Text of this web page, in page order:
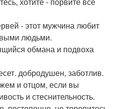
- этот мужчина любит
людьми.
обмана и подвоха
добродушен, заботлив.
и отцом, если вы
и стеснительность.